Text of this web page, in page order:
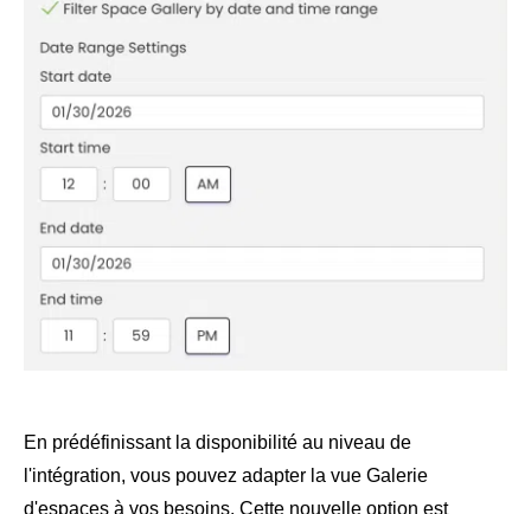
En prédéfinissant la disponibilité au niveau de
l'intégration, vous pouvez adapter la vue Galerie
d'espaces à vos besoins. Cette nouvelle option est